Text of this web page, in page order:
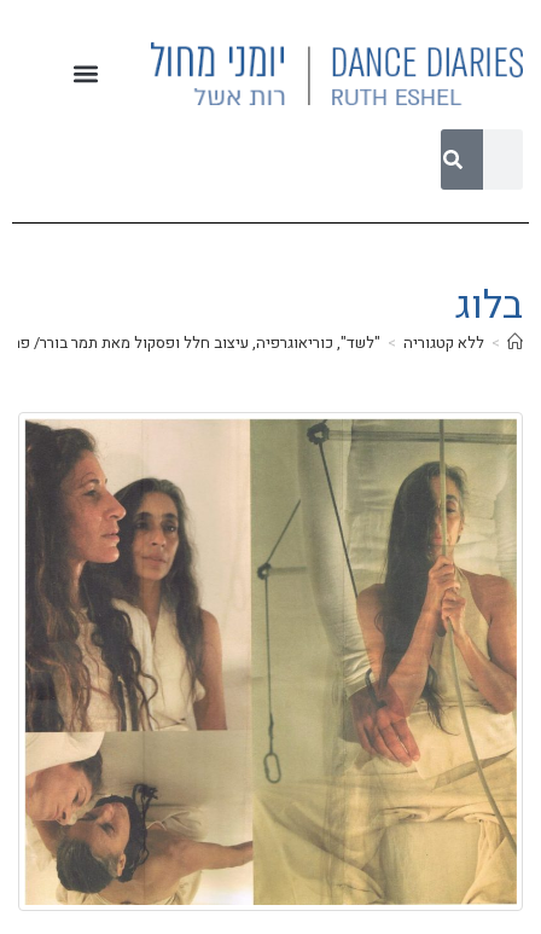
בלוג
> ללא קטגוריה > "לשד", כוריאוגרפיה, עיצוב חלל ופסקול מאת תמר בורר/